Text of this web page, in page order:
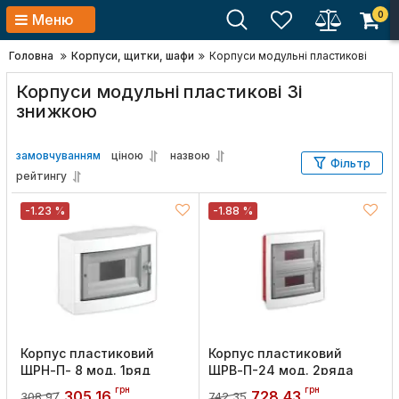
Меню 0
Головна Корпуси, щитки, шафи Корпуси модульні пластикові
Корпуси модульні пластикові Зі
знижкою
замовчуванням ціною
назвою
рейтингу
Фільтр
-1.23 %
Корпус пластиковий
ЩРН-П- 8 мод. 1ряд
навісний 230х175х100
308,97 грн
-1.88 %
Корпус пластиковий
ЩРВ-П-24 мод. 2ряда
вбудований 285х330х100
742,35 грн